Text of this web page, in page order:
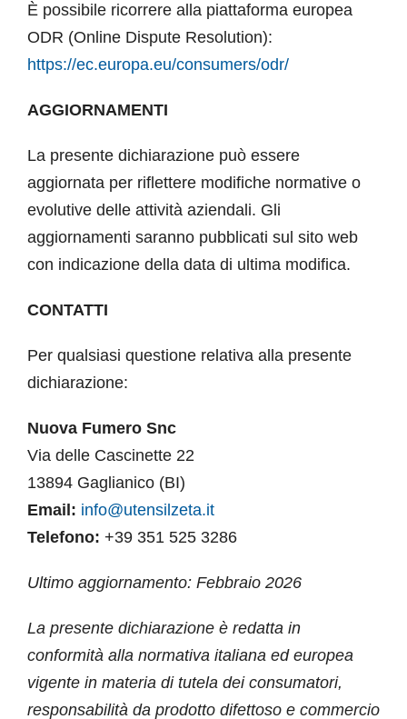
È possibile ricorrere alla piattaforma europea
ODR (Online Dispute Resolution):
https://ec.europa.eu/consumers/odr/
AGGIORNAMENTI
La presente dichiarazione può essere
aggiornata per riflettere modifiche normative o
evolutive delle attività aziendali. Gli
aggiornamenti saranno pubblicati sul sito web
con indicazione della data di ultima modifica.
CONTATTI
Per qualsiasi questione relativa alla presente
dichiarazione:
Nuova Fumero Snc
Via delle Cascinette 22
13894 Gaglianico (BI)
Email: info@utensilzeta.it
Telefono: +39 351 525 3286
Ultimo aggiornamento: Febbraio 2026
La presente dichiarazione è redatta in
conformità alla normativa italiana ed europea
vigente in materia di tutela dei consumatori,
responsabilità da prodotto difettoso e commercio